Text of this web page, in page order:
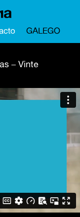
GALEGO
– Vinte